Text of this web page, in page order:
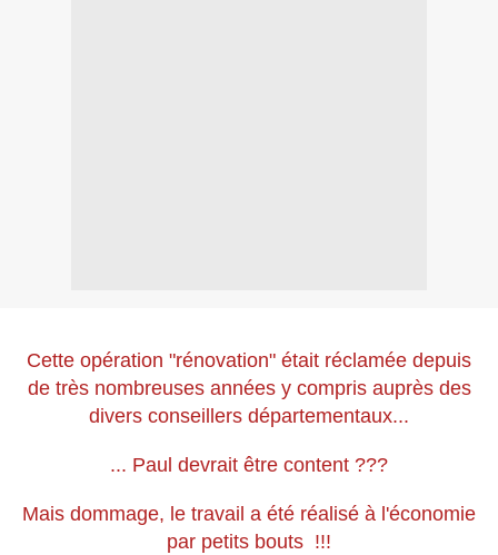
Cette opération "rénovation" était réclamée depuis
de très nombreuses années y compris auprès des
divers conseillers départementaux...
... Paul devrait être content ???
Mais dommage, le travail a été réalisé à l'économie
par petits bouts !!!